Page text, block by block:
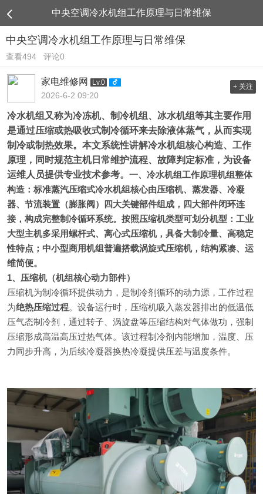
中央空调冷水机组工作原理与日常维保
中央空调冷水机组工作原理与日常维保
查看494 评论0
家电维修网 Lv.0
2026-6-2 09:20
+ 关注
冷水机组又称为冷冻机、制冷机组、冰水机组等其主要作用
是通过压缩或热吸收式制冷循环来去除液体蒸气，从而实现
制冷或制热效果。本文系统性讲解冷水机组核心构造、工作
原理，同时规范主机日常维护流程、故障判定标准，为设备
运维人员提供专业技术参考。 一、冷水机组工作原理机组整体
构造：标准蒸汽压缩式冷水机组核心由压缩机、蒸发器、冷凝
器、节流装置（膨胀阀）
四大关键部件组成，四大部件闭环连
接，构成完整制冷循环系统。按照压缩机类型可划分机型：工业
大型主机多采用螺杆式、离心式压缩机，具备大制冷量、高稳定
性特点；中小型商用机组普遍搭载涡旋式压缩机，结构紧凑、运
维简便。
1、压缩机（机组核心动力部件）
压缩机为制冷循环提供动力，是制冷剂循环的动力源，工作过程
为绝热压缩过程。设备运行时，压缩机吸入蒸发器排出的低温低
压气态制冷剂，通过转子、涡旋盘等压缩结构对气体做功，强制
压缩形成高温高压过热气体。该过程制冷剂内能增加，温度、压
力同步升高，为后续冷凝器换热冷凝提供压差与温度条件。